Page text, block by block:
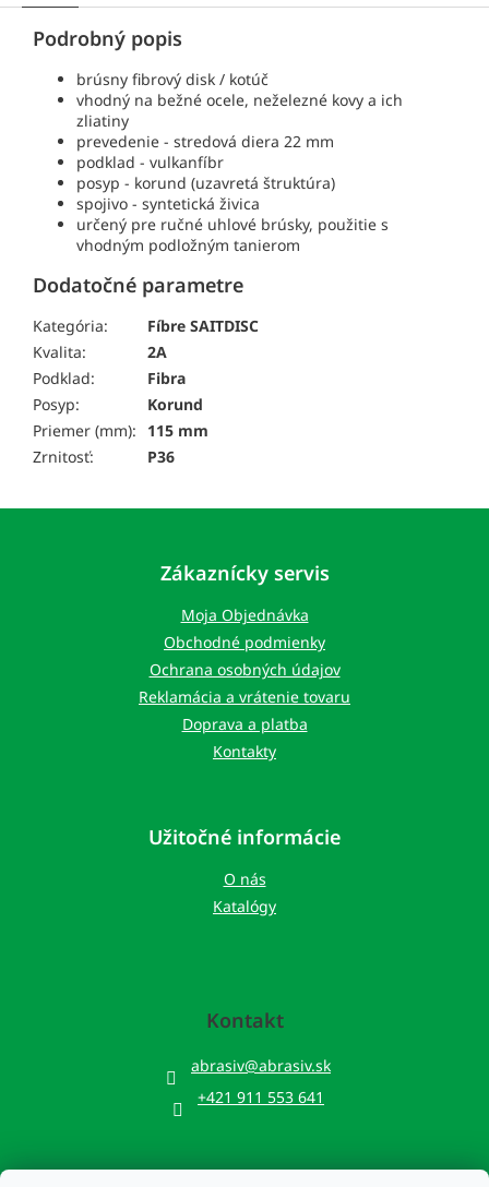
Podrobný popis
brúsny fibrový disk / kotúč
vhodný na bežné ocele, neželezné kovy a ich
zliatiny
prevedenie - stredová diera 22 mm
podklad - vulkanfíbr
posyp - korund (uzavretá štruktúra)
spojivo - syntetická živica
určený pre ručné uhlové brúsky, použitie s
vhodným podložným tanierom
Dodatočné parametre
Kategória:
Fíbre SAITDISC
Kvalita:
2A
Podklad:
Fibra
Posyp:
Korund
Priemer (mm):
115 mm
Zrnitosť:
P36
Zákaznícky servis
Moja Objednávka
Obchodné podmienky
Ochrana osobných údajov
Reklamácia a vrátenie tovaru
Doprava a platba
Kontakty
Užitočné informácie
O nás
Katalógy
Kontakt
abrasiv@abrasiv.sk
+421 911 553 641